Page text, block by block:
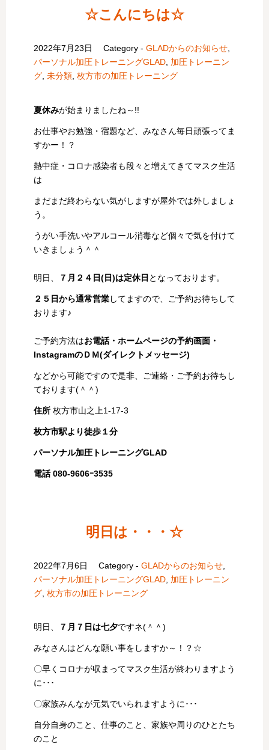
☆こんにちは☆
2022年7月23日 Category -GLADからのお知らせ
パーソナル加圧トレーニングGLAD 加圧トレーニン
グ 未分類 枚方市の加圧トレーニング
夏休みが始まりましたね～!!
お仕事やお勉強・宿題など、みなさん毎日頑張ってま
すかー！？
熱中症・コロナ感染者も段々と増えてきてマスク生活
は
まだまだ終わらない気がしますが屋外では外しましょ
う。
うがい手洗いやアルコール消毒など個々で気を付けて
いきましょう＾＾
明日、 ７月２４日(日)は定休日 となっております。
２５日から通常営業してますので、ご予約お待ちして
おります♪
ご予約方法はお電話・ホームページの予約画面・
InstagramのＤＭ(ダイレクトメッセージ)
などから可能ですので是非、ご連絡・ご予約お待ちし
ております(＾＾)
住所 枚方市山之上1-17-3
枚方市駅より徒歩１分
パーソナル加圧トレーニングGLAD
電話 080-9606ｰ3535
明日は・・・☆
2022年7月6日 Category -GLADからのお知らせ
パーソナル加圧トレーニングGLAD 加圧トレーニン
グ 枚方市の加圧トレーニング
明日、 ７月７日は七夕ですネ(＾＾)
みなさんはどんな願い事をしますか～！？☆
〇早くコロナが収まってマスク生活が終わりますよう
に･･･
〇家族みんなが元気でいられますように･･･
自分自身のこと、仕事のこと、家族や周りのひとたち
のこと